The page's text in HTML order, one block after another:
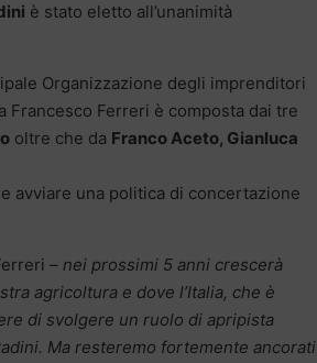
è stato eletto all’unanimità
Organizzazione degli imprenditori
Francesco Ferreri è composta dai tre
oltre che da Franco Aceto, Gianluca
avviare una politica di concertazione
– nei prossimi 5 anni crescerà
agricoltura e dove l’Italia, che è
di svolgere un ruolo di apripista
Ma resteremo fortemente ancorati